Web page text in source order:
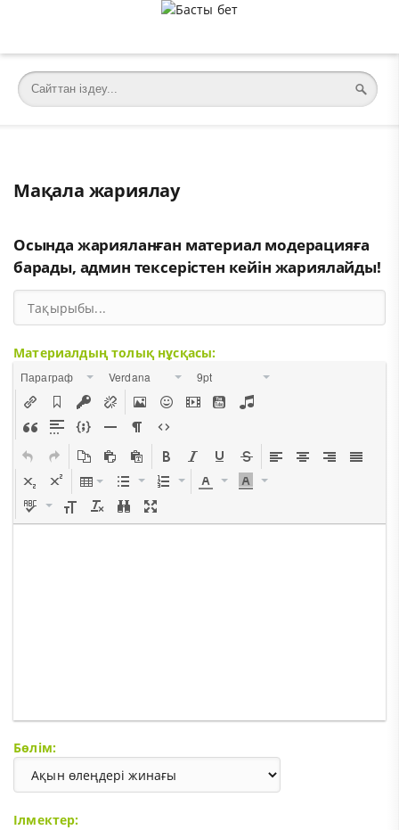
Мақала жариялау
Осында жарияланған материал модерацияға
барады, админ тексерістен кейін жариялайды!
Материалдың толық нұсқасы:
Параграф Verdana 9pt
Бөлім:
Ілмектер: